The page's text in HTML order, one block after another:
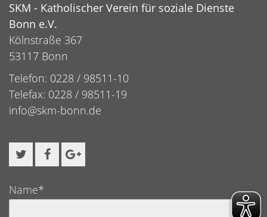
SKM - Katholischer Verein für soziale Dienste
Bonn e.V.
Kölnstraße 367
53117 Bonn
Telefon: 0228 / 98511-10
Telefax: 0228 / 98511-19
info@skm-bonn.de
Name*